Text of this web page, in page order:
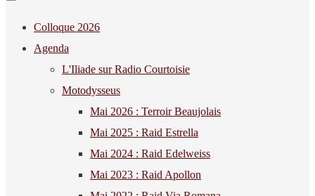
Colloque 2026
Agenda
L'Iliade sur Radio Courtoisie
Motodysseus
Mai 2026 : Terroir Beaujolais
Mai 2025 : Raid Estrella
Mai 2024 : Raid Edelweiss
Mai 2023 : Raid Apollon